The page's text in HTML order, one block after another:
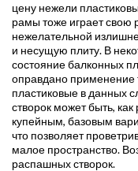
цену нежели
рамы тоже играет свою
нежелательной
и несущую плиту. В
состояние балконных
оправдано применение
пластиковые в данных
створок может быть,
купейным, базовым
что позволяет
малое пространство.
распашных створок.